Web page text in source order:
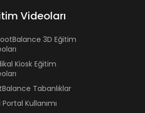
Videoları
3D Eğitim
Kiosk Eğitim
Tabanlıklar
Portal Kullanımı